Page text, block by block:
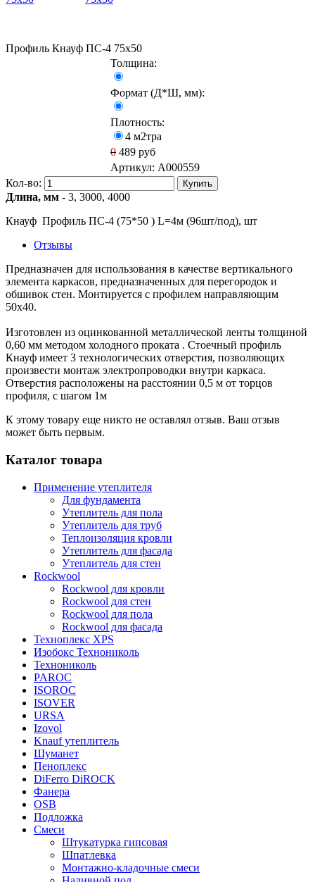
Профиль Кнауф ПС-4 75x50
Толщина:
Формат (Д*Ш, мм):
Плотность:
4 м2тра
0 489 руб
Артикул: A000559
Кол-во:
Купить
Длина, мм - 3, 3000, 4000
Кнауф Профиль ПС-4 (75*50 ) L=4м (96шт/под), шт
Отзывы
Предназначен для использования в качестве вертикального
элемента каркасов, предназначенных для перегородок и
обшивок стен. Монтируется с профилем направляющим
50х40.
Изготовлен из оцинкованной металлической ленты толщиной
0,60 мм методом холодного проката . Стоечный профиль
Кнауф имеет 3 технологических отверстия, позволяющих
произвести монтаж электропроводки внутри каркаса.
Отверстия расположены на расстоянии 0,5 м от торцов
профиля, с шагом 1м
К этому товару еще никто не оставлял отзыв. Ваш отзыв
может быть первым.
Каталог товара
Применение утеплителя
Для фундамента
Утеплитель для пола
Утеплитель для труб
Теплоизоляция кровли
Утеплитель для фасада
Утеплитель для стен
Rockwool
Rockwool для кровли
Rockwool для стен
Rockwool для пола
Rockwool для фасада
Техноплекс XPS
Изобокс Технониколь
Технониколь
PAROC
ISOROC
ISOVER
URSA
Izovol
Knauf утеплитель
Шуманет
Пеноплекс
DiFerro DiROCK
Фанера
OSB
Подложка
Смеси
Штукатурка гипсовая
Шпатлевка
Монтажно-кладочные смеси